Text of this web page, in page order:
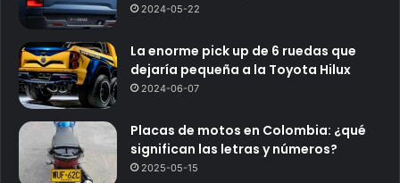
2024-05-22
La enorme pick up de 6 ruedas que
dejaría pequeña a la Toyota Hilux
2024-06-07
Placas de motos en Colombia: ¿qué
significan las letras y números?
2025-05-15